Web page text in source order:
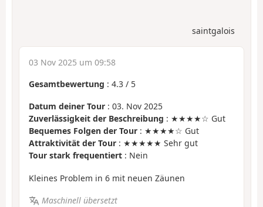
saintgalois
03 Nov 2025 um 09:58
Gesamtbewertung : 4.3 / 5
Datum deiner Tour : 03. Nov 2025
Zuverlässigkeit der Beschreibung : ★★★★☆ Gut
Bequemes Folgen der Tour : ★★★★☆ Gut
Attraktivität der Tour : ★★★★★ Sehr gut
Tour stark frequentiert : Nein
Kleines Problem in 6 mit neuen Zäunen
Maschinell übersetzt